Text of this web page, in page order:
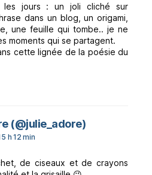
les jours : un joli cliché sur
dans un blog, un origami,
une feuille qui tombe.. je ne
moments qui se partagent.
cette lignée de la poésie du
(@julie_adore)dit :
h 12 min
de ciseaux et de crayons